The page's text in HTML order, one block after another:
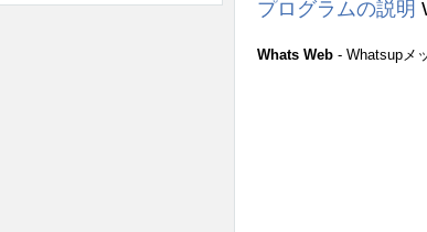
プログラムの説明
Whats Web - Whatsupメ